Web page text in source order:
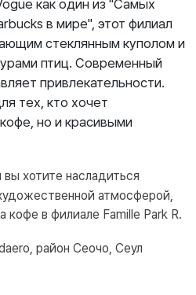
как один из "Самых
в мире", этот филиал
стеклянным куполом и
птиц. Современный
привлекательности.
тех, кто хочет
но и красивыми
вы хотите насладиться
атмосферой,
кофе в филиале Famille Park R.
район Сеочо, Сеул